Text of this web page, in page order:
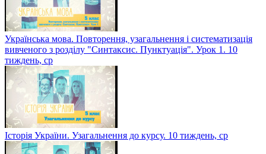
Українська мова. Повторення, узагальнення і систематизація
вивченого з розділу "Синтаксис. Пунктуація". Урок 1. 10
тиждень, ср
Історія України. Узагальнення до курсу. 10 тиждень, ср